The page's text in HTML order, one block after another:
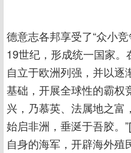
德意志各邦享受了“众小
19世纪，形成统一国家
自立于欧洲列强，并以逐
基础，开展全球性的霸权
兴，乃慕英、法属地之富
始启非洲，垂涎于吾胶。
自身的海军，开辟海外殖